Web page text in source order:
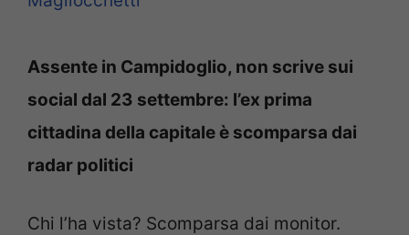
Assente in Campidoglio, non scrive sui
social dal 23 settembre: l’ex prima
cittadina della capitale è scomparsa dai
radar politici
Chi l’ha vista? Scomparsa dai monitor.